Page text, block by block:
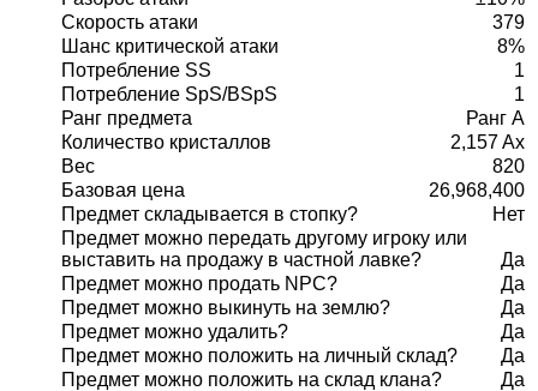
Скорость атаки
379
Шанс критической атаки
8%
Потребление SS
1
Потребление SpS/BSpS
1
Ранг предмета
Ранг A
Количество кристаллов
2,157 Ax
Вес
820
Базовая цена
26,968,400
Предмет складывается в стопку?
Нет
Предмет можно передать другому игроку или
выставить на продажу в частной лавке?
Да
Предмет можно продать NPC?
Да
Предмет можно выкинуть на землю?
Да
Предмет можно удалить?
Да
Предмет можно положить на личный склад?
Да
Предмет можно положить на склад клана?
Да